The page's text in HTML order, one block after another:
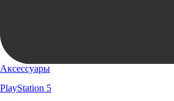
Аксессуары
PlayStation 5